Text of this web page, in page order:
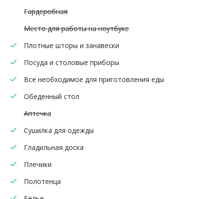
Гардеробная
Место для работы на ноутбуке
Плотные шторы и занавески
Посуда и столовые приборы
Все необходимое для приготовления еды
Обеденный стол
Аптечка
Сушилка для одежды
Гладильная доска
Плечики
Полотенца